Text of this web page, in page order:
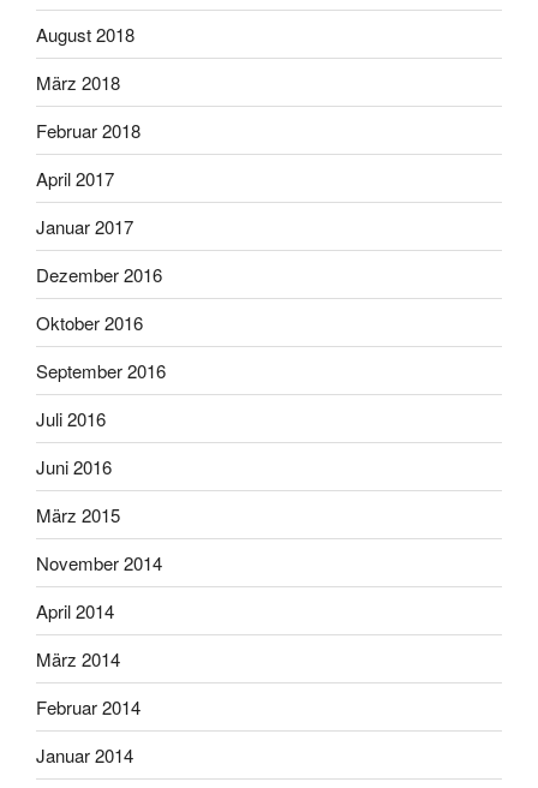
August 2018
März 2018
Februar 2018
April 2017
Januar 2017
Dezember 2016
Oktober 2016
September 2016
Juli 2016
Juni 2016
März 2015
November 2014
April 2014
März 2014
Februar 2014
Januar 2014